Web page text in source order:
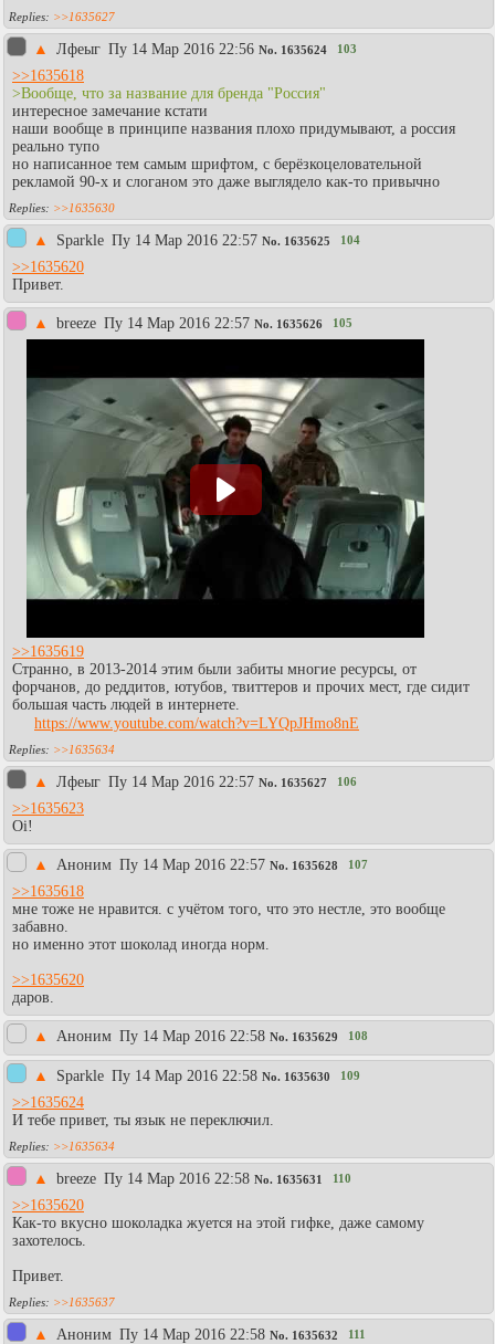
>>1635627
▲ Лфеыг Пy 14 Мар 2016 22:56 No. 1635624 103
>>1635618
>Вообще, что за название для бренда "Россия"
интересное замечание кстати
наши вообще в принципе названия плохо придумывают, а россия
реально тупо
но написанное тем самым шрифтом, с берёзкоцеловательной
рекламой 90-х и слоганом это даже выглядело как-то привычно
>>1635630
▲ Sparkle Пy 14 Мар 2016 22:57 No. 1635625 104
>>1635620
Привет.
▲ breeze Пy 14 Мар 2016 22:57 No. 1635626 105
>>1635619
Странно, в 2013-2014 этим были забиты многие ресурсы, от
форчанов, до реддитов, ютубов, твиттеров и прочих мест, где сидит
большая часть людей в интернете.
https://www.youtube.com/watch?v=LYQpJHmo8nE
>>1635634
▲ Лфеыг Пy 14 Мар 2016 22:57 No. 1635627 106
>>1635623
Oi!
▲ Аноним Пy 14 Мар 2016 22:57 No. 1635628 107
>>1635618
мне тоже не нравится. с учётом того, что это нестле, это вообще
забавно.
но именно этот шоколад иногда норм.
>>1635620
даров.
▲ Аноним Пy 14 Мар 2016 22:58 No. 1635629 108
▲ Sparkle Пy 14 Мар 2016 22:58 No. 1635630 109
>>1635624
И тебе привет, ты язык не переключил.
>>1635634
▲ breeze Пy 14 Мар 2016 22:58 No. 1635631 110
>>1635620
Как-то вкусно шоколадка жуется на этой гифке, даже самому
захотелось.
Привет.
>>1635637
▲ Aнoним Пy 14 Мар 2016 22:58 No. 1635632 111